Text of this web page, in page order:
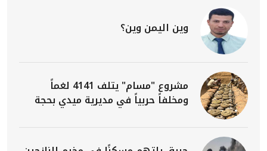
وين اليمن وين؟
مشروع "مسام" يتلف 4141 لغماً
ومخلفاً حربياً في مديرية ميدي بحجة